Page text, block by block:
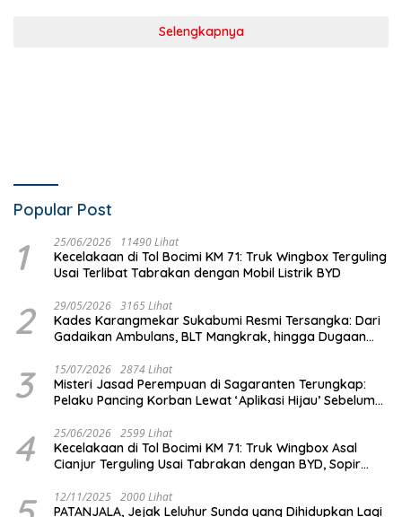
Selengkapnya
Popular Post
1 25/06/2026 11490 Lihat
Kecelakaan di Tol Bocimi KM 71: Truk Wingbox Terguling
Usai Terlibat Tabrakan dengan Mobil Listrik BYD
2 29/05/2026 3165 Lihat
Kades Karangmekar Sukabumi Resmi Tersangka: Dari
Gadaikan Ambulans, BLT Mangkrak, hingga Dugaan
3 15/07/2026 2874 Lihat
Misteri Jasad Perempuan di Sagaranten Terungkap:
Pelaku Pancing Korban Lewat ‘Aplikasi Hijau’ Sebelum
4 25/06/2026 2599 Lihat
Kecelakaan di Tol Bocimi KM 71: Truk Wingbox Asal
Cianjur Terguling Usai Tabrakan dengan BYD, Sopir
12/11/2025 2000 Lihat
PATANJALA, Jejak Leluhur Sunda yang Dihidupkan Lagi